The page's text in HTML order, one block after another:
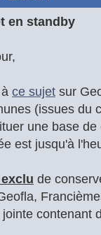
en standby
ce sujet sur
(issues du
une base
est jusqu'à
de
jointe contenant